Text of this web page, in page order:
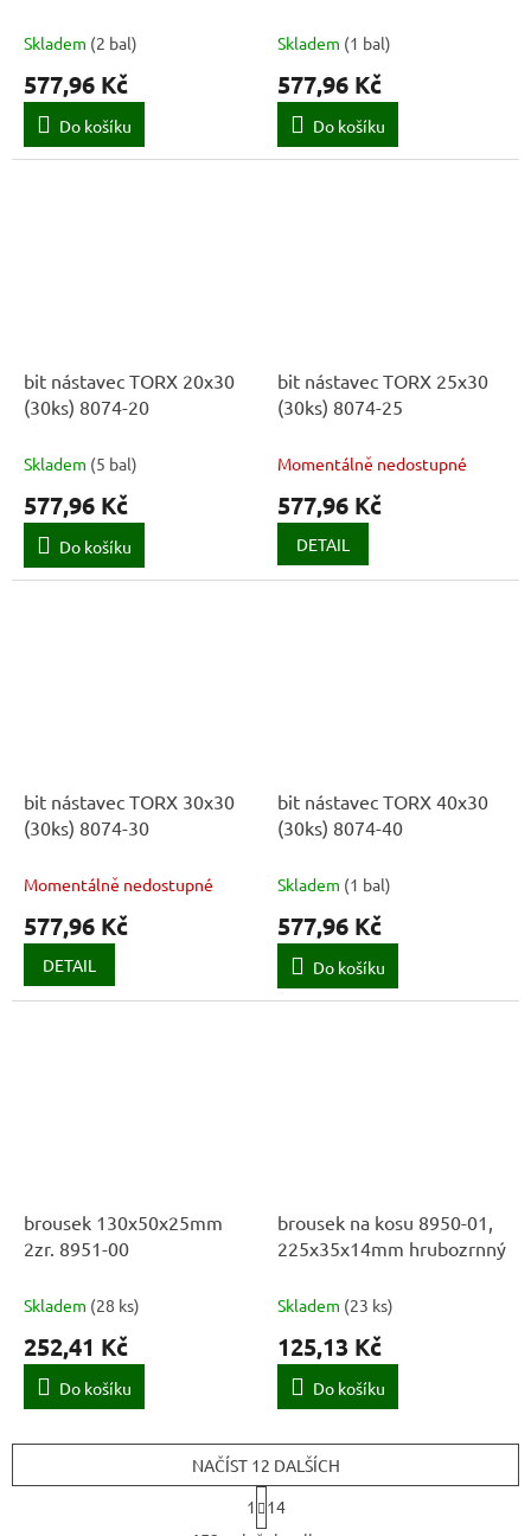
Skladem (2 bal)
577,96 Kč
Do košíku
Skladem (1 bal)
577,96 Kč
Do košíku
bit nástavec TORX 20x30
(30ks) 8074-20
Skladem (5 bal)
577,96 Kč
Do košíku
bit nástavec TORX 25x30
(30ks) 8074-25
Momentálně nedostupné
577,96 Kč
DETAIL
bit nástavec TORX 30x30
(30ks) 8074-30
Momentálně nedostupné
577,96 Kč
DETAIL
bit nástavec TORX 40x30
(30ks) 8074-40
Skladem (1 bal)
577,96 Kč
Do košíku
brousek 130x50x25mm
2zr. 8951-00
Skladem (28 ks)
252,41 Kč
Do košíku
brousek na kosu 8950-01,
225x35x14mm hrubozrnný
Skladem (23 ks)
125,13 Kč
Do košíku
O
NAČÍST 12 DALŠÍCH
S
t
1
14